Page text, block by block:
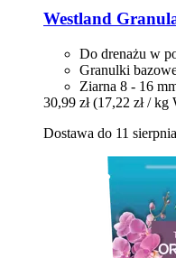
Westland
Do drenażu w
Granulki
Ziarna 8 - 16
30,99 zł (17,22 zł / kg
Dostawa do 11 sierpnia